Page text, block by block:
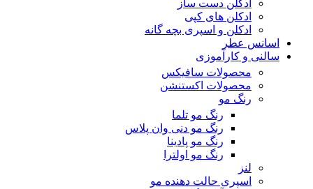
ادکلن دست ساز
ادکلن های کپی
ادکلن و اسپری بچه گانه
اسانس عطر
سالنی و کارآموزی
محصولات سافیکس
محصولات اکستنشن
رنگ مو
رنگ مو تلما
رنگ مو دنی وان پلاس
رنگ مو پادینا
رنگ مو اولترا
لنز
اسپری حالت دهنده مو